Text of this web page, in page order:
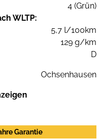
4 (Grün)
WLTP:
5,7 l/100km
129 g/km
D
Ochsenhausen
Garantie